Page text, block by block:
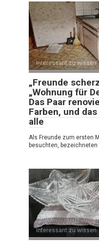
Interessant zu wissen
„Freunde
„Wohnung für
Das Paar
Farben, und
alle
Als Freunde zum ersten
besuchten,
Interessant zu wissen